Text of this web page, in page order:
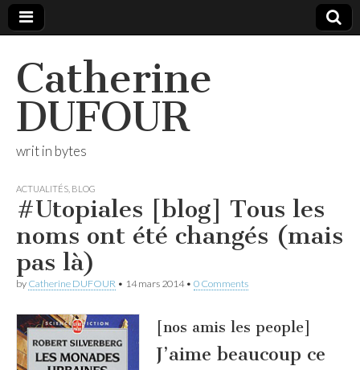
Catherine
DUFOUR
writ in bytes
ACTUALITÉS BLOG
#Utopiales [blog] Tous les
noms ont été changés (mais
pas là)
by Catherine DUFOUR • 14 mars 2014• 0 Comments
[nos amis les people]
J’aime beaucoup ce